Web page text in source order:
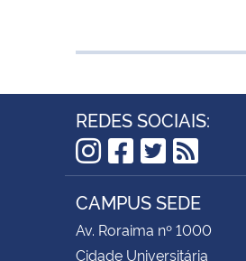
REDES SOCIAIS:
Instagram
Facebook
Twitter
RSS
CAMPUS SEDE
Av. Roraima nº 1000
Cidade Universitária